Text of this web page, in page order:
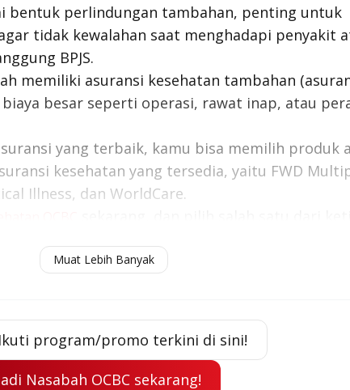
bentuk perlindungan tambahan, penting untuk
tidak kewalahan saat menghadapi penyakit
BPJS.
memiliki asuransi kesehatan tambahan
besar seperti operasi, rawat inap, atau
yang terbaik, kamu bisa memilih produk
kesehatan yang tersedia, yaitu FWD
Illness, dan WorldCare.
BPJS? Simak Penjelasannya Yuk!
Muat Lebih Banyak
Ikuti program/promo terkini di sini!
Nasabah OCBC sekarang!